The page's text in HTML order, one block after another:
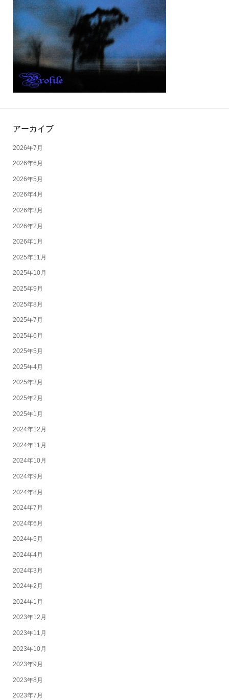
アーカイブ
2026年7月
2026年6月
2026年5月
2026年4月
2026年3月
2026年2月
2026年1月
2025年11月
2025年10月
2025年9月
2025年8月
2025年7月
2025年6月
2025年5月
2025年4月
2025年3月
2025年2月
2025年1月
2024年12月
2024年11月
2024年10月
2024年9月
2024年8月
2024年7月
2024年6月
2024年5月
2024年4月
2024年3月
2024年2月
2024年1月
2023年12月
2023年11月
2023年10月
2023年9月
2023年8月
2023年7月